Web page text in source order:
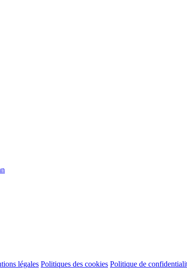
légales Politiques des cookies Politique de